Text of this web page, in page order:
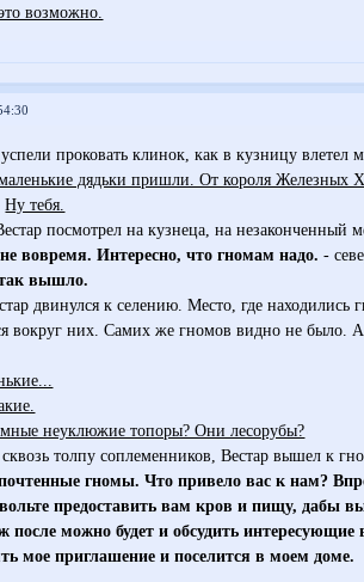
возможно.
проковать клинок, как в кузницу влетел
дядьки пришли. От короля Железных
Ну тебя.
посмотрел на кузнеца, на незаконченный
вовремя. Интересно, что гномам надо.-
вышло.
двинулся к селению. Место, где находились
вокруг них. Самих же гномов видно не было.
неуклюжие топоры? Они лесорубы?
толпу соплеменников, Вестар вышел к
гномы. Что привело вас к нам?
предоставить вам кров и пищу, дабы
после можно будет и обсудить
мое приглашение и поселится в моем доме.